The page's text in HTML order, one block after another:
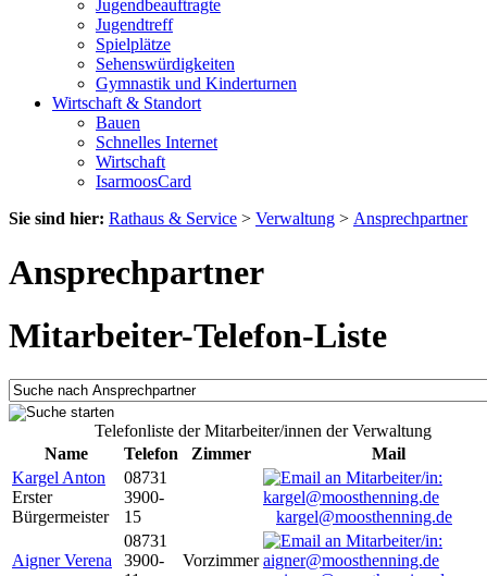
Jugendbeauftragte
Jugendtreff
Spielplätze
Sehenswürdigkeiten
Gymnastik und Kinderturnen
Wirtschaft & Standort
Bauen
Schnelles Internet
Wirtschaft
IsarmoosCard
Sie sind hier: Rathaus & Service > Verwaltung > Ansprechpartner
Ansprechpartner
Mitarbeiter-Telefon-Liste
Telefonliste der Mitarbeiter/innen der Verwaltung
Name
Telefon Zimmer
Mail
Kargel Anton
Erster
Bürgermeister
08731
3900-
15
kargel@moosthenning.de
Aigner Verena
08731
3900-
Vorzimmer